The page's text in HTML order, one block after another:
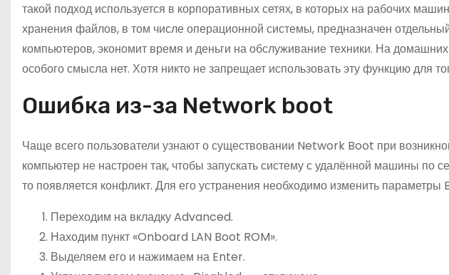
такой подход используется в корпоративных сетях, в которых на рабочих
хранения файлов, в том числе операционной системы, предназначен
компьютеров, экономит время и деньги на обслуживание техники. На
особого смысла нет. Хотя никто не запрещает использовать эту функцию для
Ошибка из-за Network boot
Чаще всего пользователи узнают о существовании Network Boot при
компьютер не настроен так, чтобы запускать систему с удалённой машины по
то появляется конфликт. Для его устранения необходимо изменить параметры
Переходим на вкладку Advanced.
Находим пункт «Onboard LAN Boot ROM».
Выделяем его и нажимаем на Enter.